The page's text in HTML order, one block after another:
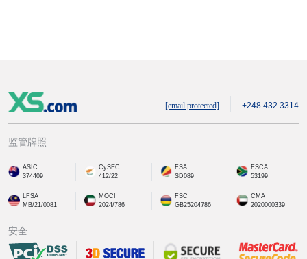
[email protected] +248 432 3314
监管牌照
ASIC
374409
CySEC
412/22
FSA
SD089
FSCA
53199
LFSA
MB/21/0081
MOCI
2024/786
FSC
GB25204786
CMA
2020000339
安全